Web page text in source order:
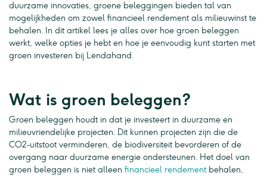
duurzame innovaties, groene beleggingen bieden tal van
mogelijkheden om zowel financieel rendement als milieuwinst te
behalen. In dit artikel lees je alles over hoe groen beleggen
werkt, welke opties je hebt en hoe je eenvoudig kunt starten met
groen investeren bij Lendahand.
Wat is groen beleggen?
Groen beleggen houdt in dat je investeert in duurzame en
milieuvriendelijke projecten. Dit kunnen projecten zijn die de
CO2-uitstoot verminderen, de biodiversiteit bevorderen of de
overgang naar duurzame energie ondersteunen. Het doel van
groen beleggen is niet alleen financieel rendement behalen,